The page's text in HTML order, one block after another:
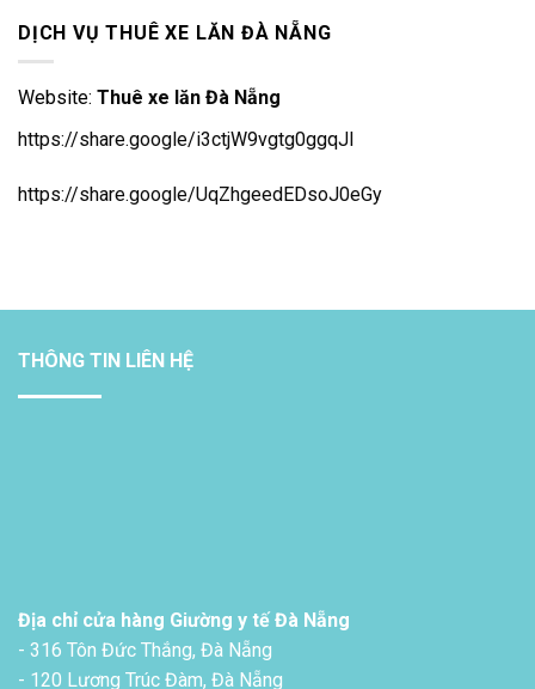
DỊCH VỤ THUÊ XE LĂN ĐÀ NẴNG
Website: Thuê xe lăn Đà Nẵng
https://share.google/i3ctjW9vgtg0ggqJl
https://share.google/UqZhgeedEDsoJ0eGy
THÔNG TIN LIÊN HỆ
Địa chỉ cửa hàng Giường y tế Đà Nẵng
- 316 Tôn Đức Thắng, Đà Nẵng
- 120 Lương Trúc Đàm, Đà Nẵng